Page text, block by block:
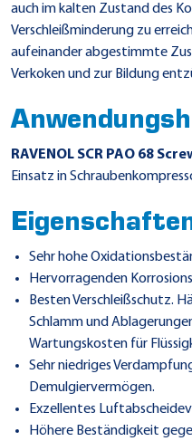
auch im kalten Zustand des
Verschleißminderung zu
aufeinander abgestimmte
Verkoken und zur Bildung
RAVENOL SCR PAO 68
Einsatz in
Sehr hohe
Hervorragenden
Besten Verschleißschutz.
Schlamm und
Wartungskosten für
Sehr niedriges
Demulgiervermögen.
Exzellentes
Höhere Beständigkeit